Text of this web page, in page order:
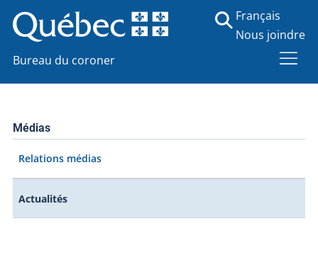
Bureau du coroner
Français
Nous joindre
Médias
Relations médias
Actualités